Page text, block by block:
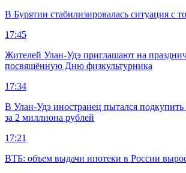
В Бурятии стабилизировалась ситуация с
17:45
Жителей Улан-Удэ приглашают на
посвящённую Дню физкультурника
17:34
В Улан-Удэ иностранец пытался подкупить
за 2 миллиона рублей
17:21
ВТБ: объем выдачи ипотеки в России